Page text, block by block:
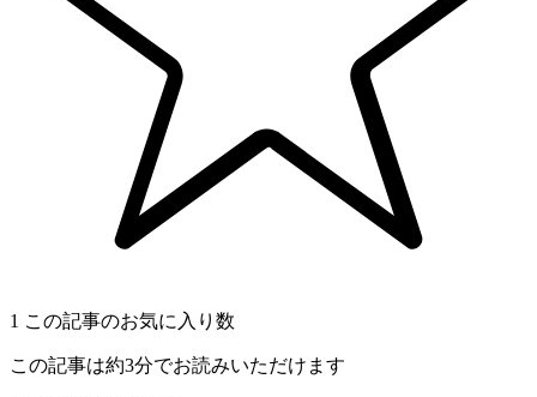
1 この記事のお気に入り数
この記事は約3分でお読みいただけます